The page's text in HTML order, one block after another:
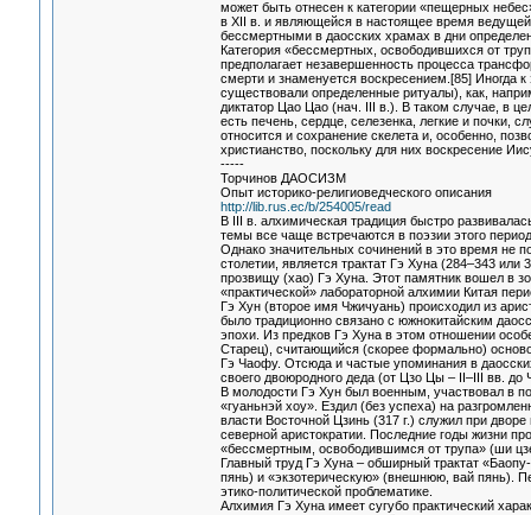
может быть отнесен к категории «пещерных
в XII в. и являющейся в настоящее время
бессмертными в даосских храмах в дни
Категория «бессмертных, освободившихся от
предполагает незавершенность процесса
смерти и знаменуется воскресением.[85] Иногда
существовали определенные ритуалы), как,
диктатор Цао Цао (нач. III в.). В таком случае, в
есть печень, сердце, селезенка, легкие и почки,
относится и сохранение скелета и, особенно,
христианство, поскольку для них воскресение
-----
Торчинов ДАОСИЗМ
Опыт историко-религиоведческого описания
http://lib.rus.ec/b/254005/read
В III в. алхимическая традиция быстро
темы все чаще встречаются в поэзии этого
Однако значительных сочинений в это время
столетии, является трактат Гэ Хуна (284–343
прозвищу (хао) Гэ Хуна. Этот памятник вошел в
«практической» лабораторной алхимии Китая
Гэ Хун (второе имя Чжичуань) происходил из
было традиционно связано с южнокитайским
эпохи. Из предков Гэ Хуна в этом отношении
Старец), считающийся (скорее формально)
Гэ Чаофу. Отсюда и частые упоминания в
своего двоюродного деда (от Цзо Цы – II–III вв.
В молодости Гэ Хун был военным, участвовал в
«гуаньнэй хоу». Ездил (без успеха) на
власти Восточной Цзинь (317 г.) служил при
северной аристократии. Последние годы жизни
«бессмертным, освободившимся от трупа» (ши
Главный труд Гэ Хуна – обширный трактат
пянь) и «экзотерическую» (внешнюю, вай пянь).
этико-политической проблематике.
Алхимия Гэ Хуна имеет сугубо практический